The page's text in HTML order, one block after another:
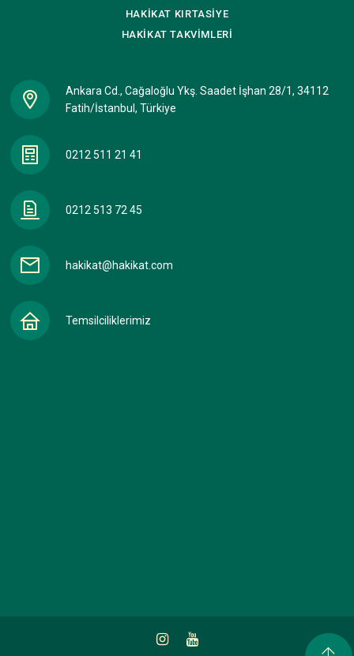
HAKİKAT KIRTASİYE
HAKİKATTAKVİMLERİ
Ankara Cd., Cağaloğlu Ykş. Saadet İşhan 28/1, 34112
Fatih/İstanbul, Türkiye
0212 511 21 41
0212 513 72 45
hakikat@hakikat.com
Temsilciliklerimiz